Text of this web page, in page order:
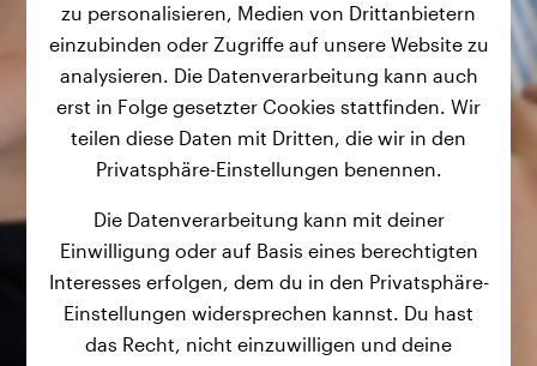
zu personalisieren, Medien von Drittanbietern
einzubinden oder Zugriffe auf unsere Website zu
analysieren. Die Datenverarbeitung kann auch
erst in Folge gesetzter Cookies stattfinden. Wir
teilen diese Daten mit Dritten, die wir in den
Privatsphäre-Einstellungen benennen.
Die Datenverarbeitung kann mit deiner
Einwilligung oder auf Basis eines berechtigten
Interesses erfolgen, dem du in den Privatsphäre-
Einstellungen widersprechen kannst. Du hast
das Recht, nicht einzuwilligen und deine